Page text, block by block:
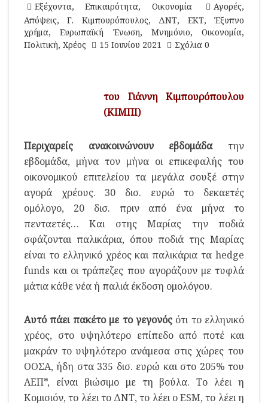
Εξέχοντα,Επικαιρότητα, Οικονομία Αγορές,
Απόψεις,Γ. Κιμπουρόπουλος, ΔΝΤ, ΕΚΤ,Έξυπνο
χρήμα,Ευρωπαϊκή Ένωση, Μνημόνιο, Οικονομία,
Πολιτική, Χρέος 15 Ιουνίου 2021 Σχόλια 0
του Γιάννη Κιμπουρόπουλου
(ΚΙΜΠΙ)
Περιχαρείς ανακοινώνουν εβδομάδατην
εβδομάδα, μήνα τον μήνα οι επικεφαλής του
οικονομικού επιτελείου τα μεγάλα σουξέ στην
αγορά χρέους. 30 δισ. ευρώ το δεκαετές
ομόλογο, 20 δισ. πριν από ένα μήνα το
πενταετές… Και στης Μαρίας την ποδιά
σφάζονται παλικάρια, όπου ποδιά της Μαρίας
είναι το ελληνικό χρέος και παλικάρια τα hedge
funds και οι τράπεζες που αγοράζουν με τυφλά
μάτια κάθε νέα ή παλιά έκδοση ομολόγου.
Αυτό πάει πακέτο με το γεγονόςότι το ελληνικό
χρέος, στο υψηλότερο επίπεδο από ποτέ και
μακράν το υψηλότερο ανάμεσα στις χώρες του
ΟΟΣΑ, ήδη στα 335 δισ. ευρώ και στο 205% του
ΑΕΠ*, είναι βιώσιμο με τη βούλα. Το λέει η
Κομισιόν, το λέει το ΔΝΤ, το λέει ο ESM, το λέει η